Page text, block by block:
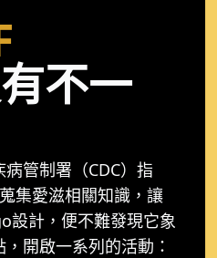
不一
管制署（CDC）指
集愛滋相關知識，讓
設計，便不難發現它象
開啟一系列的活動：